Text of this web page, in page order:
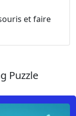
et faire
Puzzle